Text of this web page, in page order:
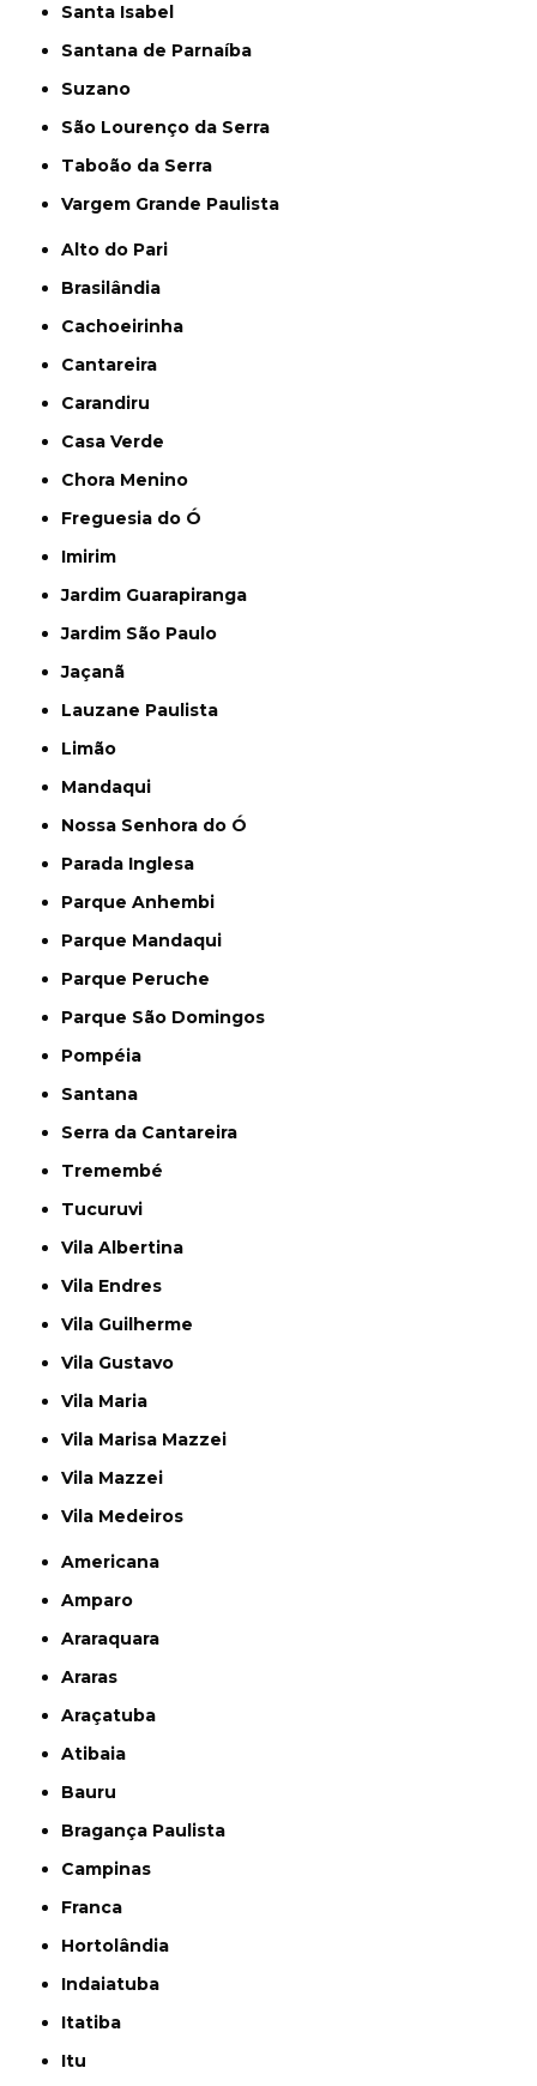
Santa Isabel
Santana de Parnaíba
Suzano
São Lourenço da Serra
Taboão da Serra
Vargem Grande Paulista
Alto do Pari
Brasilândia
Cachoeirinha
Cantareira
Carandiru
Casa Verde
Chora Menino
Freguesia do Ó
Imirim
Jardim Guarapiranga
Jardim São Paulo
Jaçanã
Lauzane Paulista
Limão
Mandaqui
Nossa Senhora do Ó
Parada Inglesa
Parque Anhembi
Parque Mandaqui
Parque Peruche
Parque São Domingos
Pompéia
Santana
Serra da Cantareira
Tremembé
Tucuruvi
Vila Albertina
Vila Endres
Vila Guilherme
Vila Gustavo
Vila Maria
Vila Marisa Mazzei
Vila Mazzei
Vila Medeiros
Americana
Amparo
Araraquara
Araras
Araçatuba
Atibaia
Bauru
Bragança Paulista
Campinas
Franca
Hortolândia
Indaiatuba
Itatiba
Itu